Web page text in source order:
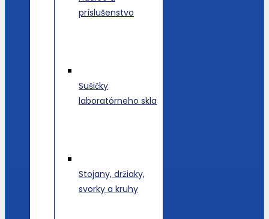
príslušenstvo
Sušičky
laboratórneho skla
Stojany, držiaky,
svorky a kruhy